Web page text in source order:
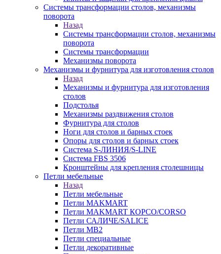
Системы трансформации столов, механизмы
поворота
Назад
Системы трансформации столов, механизмы
поворота
Системы трансформации
Механизмы поворота
Механизмы и фурнитура для изготовления столов
Назад
Механизмы и фурнитура для изготовления
столов
Подстолья
Механизмы раздвижения столов
Фурнитура для столов
Ноги для столов и барных стоек
Опоры для столов и барных стоек
Система S-ЛИНИЯ/S-LINE
Система FBS 3506
Кронштейны для крепления столешницы
Петли мебельные
Назад
Петли мебельные
Петли MAKMART
Петли MAKMART КОРСО/CORSO
Петли САЛИЧЕ/SALICE
Петли MB2
Петли специальные
Петли декоративные